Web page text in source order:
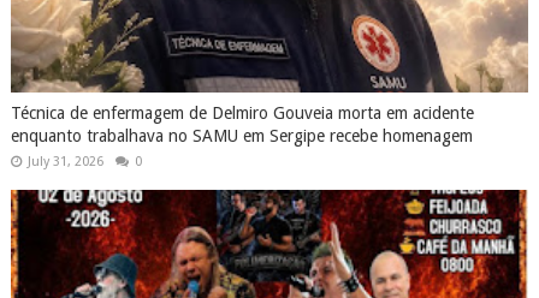
Técnica de enfermagem de Delmiro Gouveia morta em acidente
enquanto trabalhava no SAMU em Sergipe recebe homenagem
July 31, 2026 0